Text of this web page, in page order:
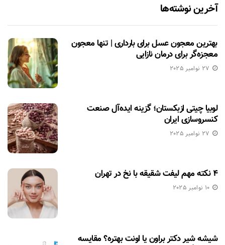
آخرین نوشته‌ها
بهترین معجون عسل برای بارداری | تنها معجون
معجزه‌گر برای درمان نازایی
27 نوامبر 2025
لوبیا چیتی ازبکستان؛ گزینه ایده‌آل صنعت
کنسروسازی ایران
27 نوامبر 2025
۴ نکته مهم لیفت شقیقه با نخ در تهران
10 نوامبر 2025
شیشه شیر دکتر براون یا اونت بهتره؟ مقایسه